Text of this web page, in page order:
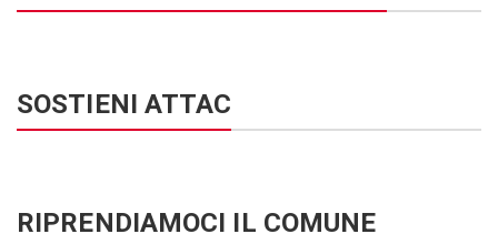
SOSTIENI ATTAC
RIPRENDIAMOCI IL COMUNE